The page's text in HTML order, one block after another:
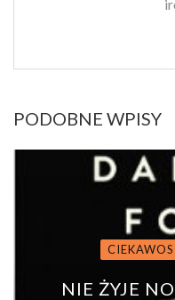
PODOBNE WPISY
NIE ŻYJE